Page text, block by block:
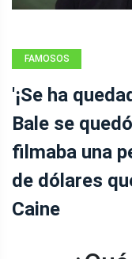
FAMOSOS
'¡Se ha
Bale se
filmaba una
de dólares
Caine